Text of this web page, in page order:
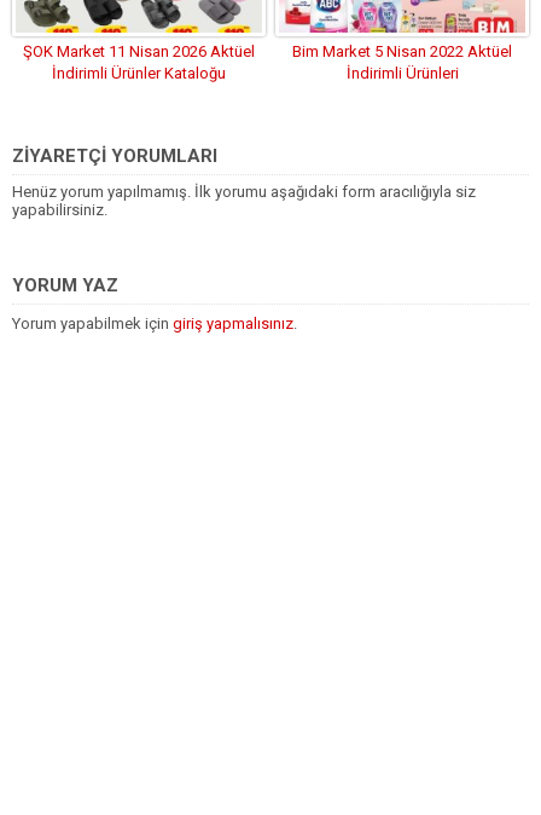
ŞOK Market 11 Nisan 2026 Aktüel
İndirimli Ürünler Kataloğu
Bim Market 5 Nisan 2022 Aktüel
İndirimli Ürünleri
ZİYARETÇİ YORUMLARI
Henüz yorum yapılmamış. İlk yorumu aşağıdaki form aracılığıyla siz
yapabilirsiniz.
YORUM YAZ
Yorum yapabilmek için giriş yapmalısınız